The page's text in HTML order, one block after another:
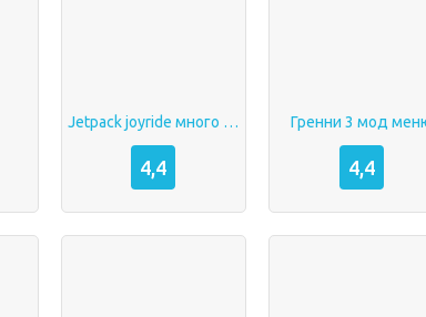
Jetpack joyride много денег
4,4
Гренни 3 мод
4,4